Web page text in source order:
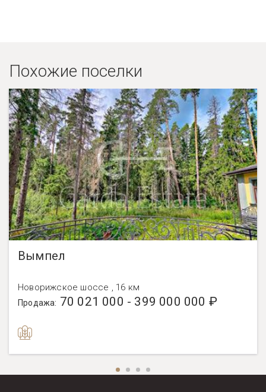
Похожие поселки
Вымпел
Новорижское шоссе , 16 км
Продажа: 70 021 000 - 399 000 000 ₽